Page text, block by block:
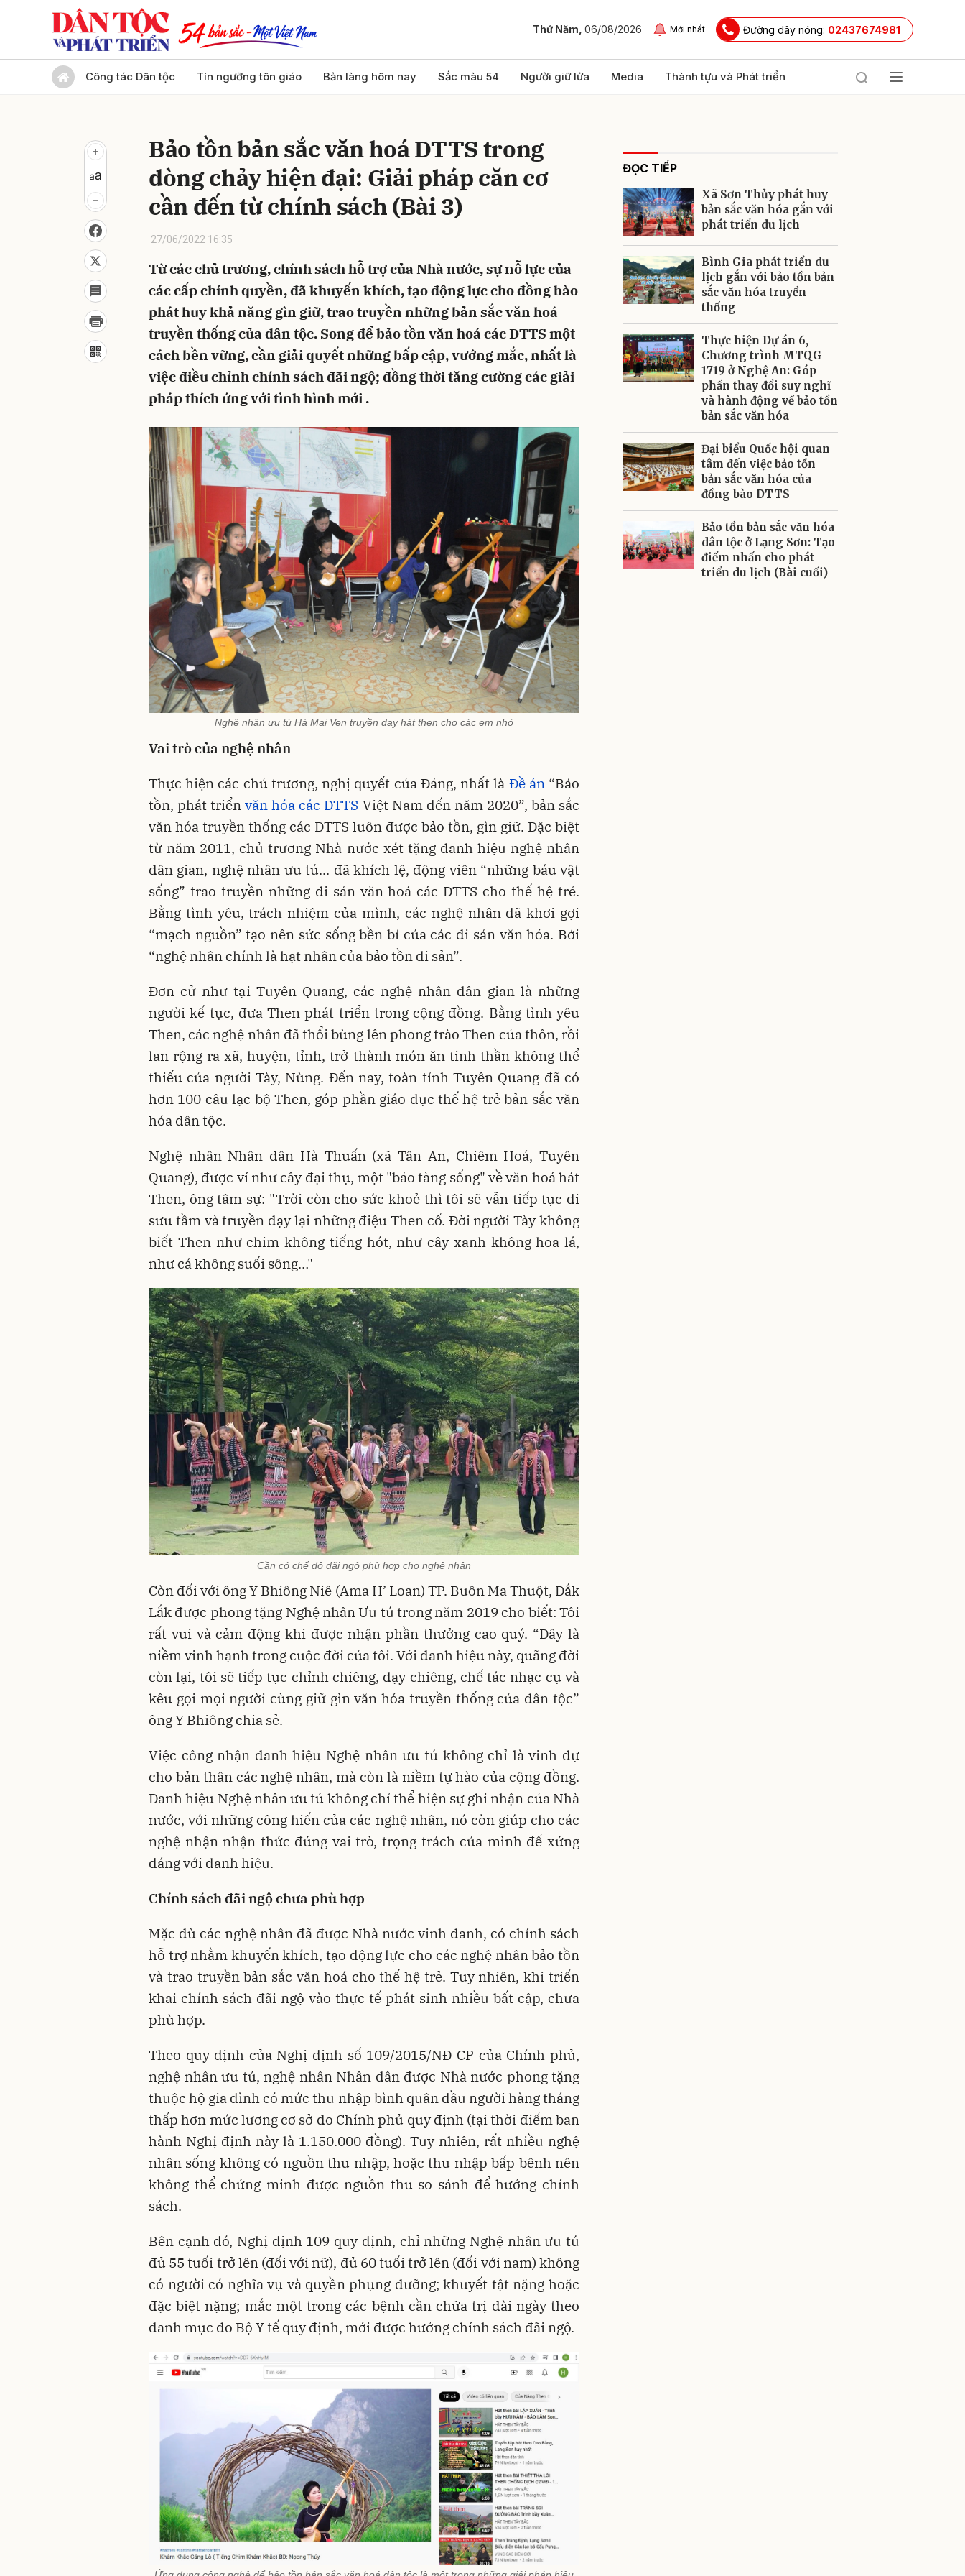
Thứ Năm, 06/08/2026 Mới nhất Đường dây nóng: 02437674981
Công tác Dân tộc Tín ngưỡng tôn giáo Bản làng hôm nay Sắc màu 54 Người giữ lửa Media Thành tựu và Phát triển
Bảo tồn bản sắc văn hoá DTTS trong
dòng chảy hiện đại: Giải pháp căn cơ
cần đến từ chính sách (Bài 3)
27/06/2022 16:35
Từ các chủ trương, chính sách hỗ trợ của Nhà nước, sự nỗ lực của
các cấp chính quyền, đã khuyến khích, tạo động lực cho đồng bào
phát huy khả năng gìn giữ, trao truyền những bản sắc văn hoá
truyền thống của dân tộc. Song để bảo tồn văn hoá các DTTS một
cách bền vững, cần giải quyết những bấp cập, vướng mắc, nhất là
việc điều chỉnh chính sách đãi ngộ; đồng thời tăng cường các giải
pháp thích ứng với tình hình mới .
Nghệ nhân ưu tú Hà Mai Ven truyền dạy hát then cho các em nhỏ
Vai trò của nghệ nhân
Thực hiện các chủ trương, nghị quyết của Đảng, nhất là Đề án“Bảo
tồn, phát triểnvăn hóa các DTTS Việt Nam đến năm 2020”, bản sắc
văn hóa truyền thống các DTTS luôn được bảo tồn, gìn giữ. Đặc biệt
từ năm 2011, chủ trương Nhà nước xét tặng danh hiệu nghệ nhân
dân gian, nghệ nhân ưu tú... đã khích lệ, động viên “những báu vật
sống” trao truyền những di sản văn hoá các DTTS cho thế hệ trẻ.
Bằng tình yêu, trách nhiệm của mình, các nghệ nhân đã khơi gợi
“mạch nguồn” tạo nên sức sống bền bỉ của các di sản văn hóa. Bởi
“nghệ nhân chính là hạt nhân của bảo tồn di sản”.
Đơn cử như tại Tuyên Quang, các nghệ nhân dân gian là những
người kế tục, đưa Then phát triển trong cộng đồng. Bằng tình yêu
Then, các nghệ nhân đã thổi bùng lên phong trào Then của thôn, rồi
lan rộng ra xã, huyện, tỉnh, trở thành món ăn tinh thần không thể
thiếu của người Tày, Nùng. Đến nay, toàn tỉnh Tuyên Quang đã có
hơn 100 câu lạc bộ Then, góp phần giáo dục thế hệ trẻ bản sắc văn
hóa dân tộc.
Nghệ nhân Nhân dân Hà Thuấn (xã Tân An, Chiêm Hoá, Tuyên
Quang), được ví như cây đại thụ, một "bảo tàng sống" về văn hoá hát
Then, ông tâm sự: "Trời còn cho sức khoẻ thì tôi sẽ vẫn tiếp tục đi
sưu tầm và truyền dạy lại những điệu Then cổ. Đời người Tày không
biết Then như chim không tiếng hót, như cây xanh không hoa lá,
như cá không suối sông…"
Cần có chế độ đãi ngộ phù hợp cho nghệ nhân
Còn đối với ông Y Bhiông Niê (Ama H’ Loan) TP. Buôn Ma Thuột, Đắk
Lắk được phong tặng Nghệ nhân Ưu tú trong năm 2019 cho biết: Tôi
rất vui và cảm động khi được nhận phần thưởng cao quý. “Đây là
niềm vinh hạnh trong cuộc đời của tôi. Với danh hiệu này, quãng đời
còn lại, tôi sẽ tiếp tục chỉnh chiêng, dạy chiêng, chế tác nhạc cụ và
kêu gọi mọi người cùng giữ gìn văn hóa truyền thống của dân tộc”
ông Y Bhiông chia sẻ.
Việc công nhận danh hiệu Nghệ nhân ưu tú không chỉ là vinh dự
cho bản thân các nghệ nhân, mà còn là niềm tự hào của cộng đồng.
Danh hiệu Nghệ nhân ưu tú không chỉ thể hiện sự ghi nhận của Nhà
nước, với những công hiến của các nghệ nhân, nó còn giúp cho các
nghệ nhận nhận thức đúng vai trò, trọng trách của mình để xứng
đáng với danh hiệu.
Chính sách đãi ngộ chưa phù hợp
Mặc dù các nghệ nhân đã được Nhà nước vinh danh, có chính sách
hỗ trợ nhằm khuyến khích, tạo động lực cho các nghệ nhân bảo tồn
và trao truyền bản sắc văn hoá cho thế hệ trẻ. Tuy nhiên, khi triển
khai chính sách đãi ngộ vào thực tế phát sinh nhiều bất cập, chưa
phù hợp.
Theo quy định của Nghị định số 109/2015/NĐ-CP của Chính phủ,
nghệ nhân ưu tú, nghệ nhân Nhân dân được Nhà nước phong tặng
thuộc hộ gia đình có mức thu nhập bình quân đầu người hàng tháng
thấp hơn mức lương cơ sở do Chính phủ quy định (tại thời điểm ban
hành Nghị định này là 1.150.000 đồng). Tuy nhiên, rất nhiều nghệ
nhân sống không có nguồn thu nhập, hoặc thu nhập bấp bênh nên
không thể chứng minh được nguồn thu so sánh để hưởng chính
sách.
Bên cạnh đó, Nghị định 109 quy định, chỉ những Nghệ nhân ưu tú
đủ 55 tuổi trở lên (đối với nữ), đủ 60 tuổi trở lên (đối với nam) không
có người có nghĩa vụ và quyền phụng dưỡng; khuyết tật nặng hoặc
đặc biệt nặng; mắc một trong các bệnh cần chữa trị dài ngày theo
danh mục do Bộ Y tế quy định, mới được hưởng chính sách đãi ngộ.
ĐỌC TIẾP
Xã Sơn Thủy phát huy
bản sắc văn hóa gắn với
phát triển du lịch
Bình Gia phát triển du
lịch gắn với bảo tồn bản
sắc văn hóa truyền
thống
Thực hiện Dự án 6,
Chương trình MTQG
1719 ở Nghệ An: Góp
phần thay đổi suy nghĩ
và hành động về bảo tồn
bản sắc văn hóa
Đại biểu Quốc hội quan
tâm đến việc bảo tồn
bản sắc văn hóa của
đồng bào DTTS
Bảo tồn bản sắc văn hóa
dân tộc ở Lạng Sơn: Tạo
điểm nhấn cho phát
triển du lịch (Bài cuối)
Gửi bình luận
Gửi